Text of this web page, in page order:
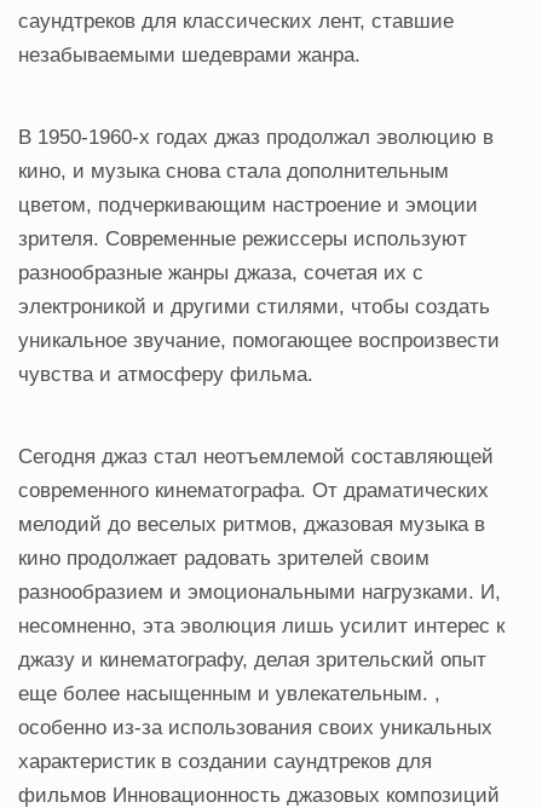
саундтреков для классических лент, ставшие
незабываемыми шедеврами жанра.
В 1950-1960-х годах джаз продолжал эволюцию в
кино, и музыка снова стала дополнительным
цветом, подчеркивающим настроение и эмоции
зрителя. Современные режиссеры используют
разнообразные жанры джаза, сочетая их с
электроникой и другими стилями, чтобы создать
уникальное звучание, помогающее воспроизвести
чувства и атмосферу фильма.
Сегодня джаз стал неотъемлемой составляющей
современного кинематографа. От драматических
мелодий до веселых ритмов, джазовая музыка в
кино продолжает радовать зрителей своим
разнообразием и эмоциональными нагрузками. И,
несомненно, эта эволюция лишь усилит интерес к
джазу и кинематографу, делая зрительский опыт
еще более насыщенным и увлекательным. ,
особенно из-за использования своих уникальных
характеристик в создании саундтреков для
фильмов Инновационность джазовых композиций